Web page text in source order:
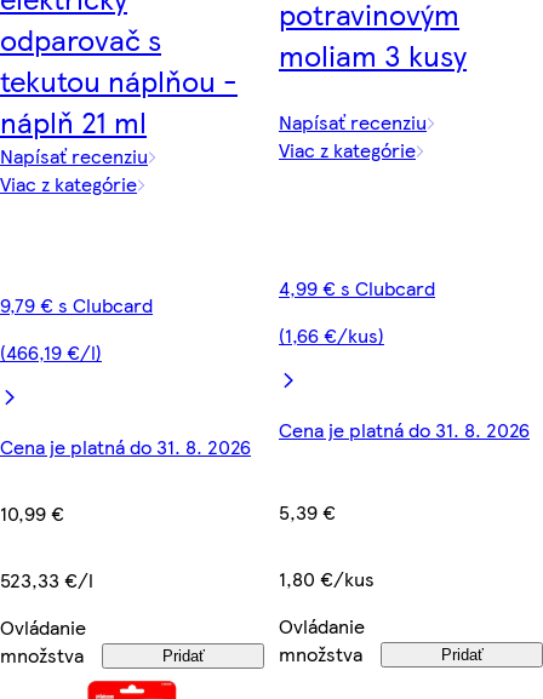
odparovač s
tekutou náplňou -
náplň 21 ml
Napísať recenziu
Viac z kategórie
9,79 € s Clubcard
(466,19 €/l)
Cena je platná do 31. 8. 2026
10,99 €
523,33 €/l
Ovládanie
množstva
Pridať
potravinovým
moliam 3 kusy
Napísať recenziu
Viac z kategórie
4,99 € s Clubcard
(1,66 €/kus)
Cena je platná do 31. 8. 2026
5,39 €
1,80 €/kus
Ovládanie
množstva
Pridať